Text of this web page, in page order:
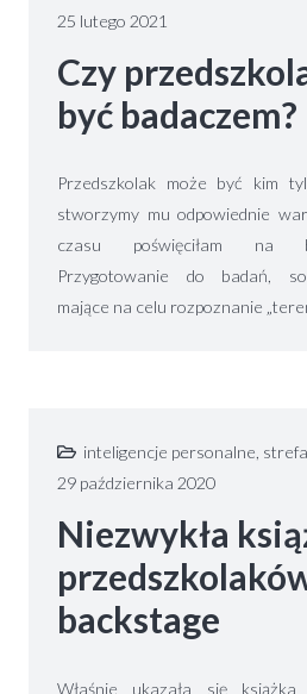
25 lutego 2021
Czy
być badaczem?
Przedszkolak może być kim
stworzymy mu odpowiednie
czasu poświęciłam na
Przygotowanie do badań,
mające na celu rozpoznanie
inteligencje personalne
29 października 2020
Niezwykła
backstage
Właśnie ukazała się